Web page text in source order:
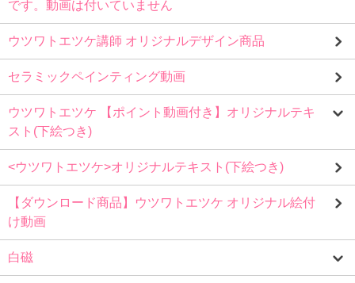
です。動画は付いていません
ウツワトエツケ講師 オリジナルデザイン商品
セラミックペインティング動画
ウツワトエツケ 【ポイント動画付き】オリジナルテキ
スト(下絵つき)
<ウツワトエツケ>オリジナルテキスト(下絵つき)
【ダウンロード商品】ウツワトエツケ オリジナル絵付
け動画
白磁